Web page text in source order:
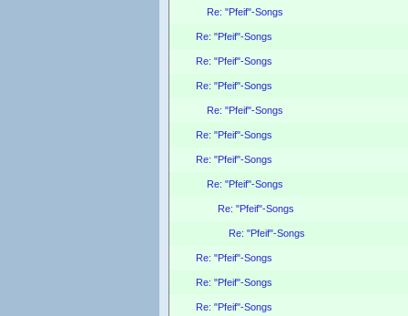
Re: "Pfeif"-Songs
Re: "Pfeif"-Songs
Re: "Pfeif"-Songs
Re: "Pfeif"-Songs
Re: "Pfeif"-Songs
Re: "Pfeif"-Songs
Re: "Pfeif"-Songs
Re: "Pfeif"-Songs
Re: "Pfeif"-Songs
Re: "Pfeif"-Songs
Re: "Pfeif"-Songs
Re: "Pfeif"-Songs
Re: "Pfeif"-Songs